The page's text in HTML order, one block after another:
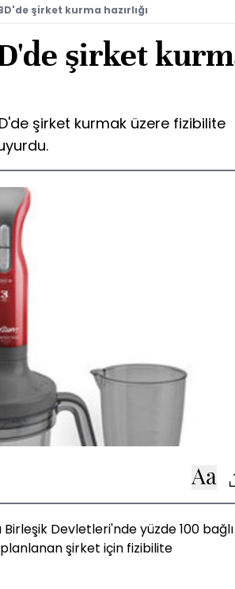
şirket kurma hazırlığı
şirket
şirket kurmak üzere fizibilite
Devletleri'nde yüzde 100 bağlı
şirket için fizibilite